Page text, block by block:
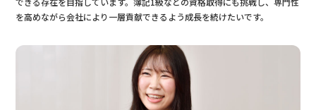
を高めながら会社により一層貢献できるよう成長を続けたいです。